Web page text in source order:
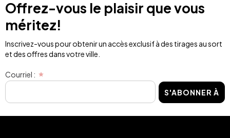
Offrez-vous le plaisir que vous
méritez!
Inscrivez-vous pour obtenir un accès exclusif à des tirages au sort
et des offres dans votre ville.
Courriel :
S'ABONNER À